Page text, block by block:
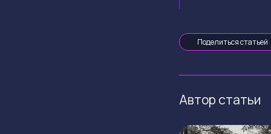
Поделиться статьей
Автор статьи